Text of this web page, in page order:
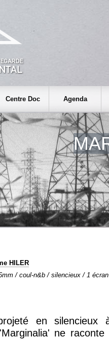
Centre Doc Agenda
HILER
/ coul-n&b / silencieux / 1
en silencieux
ne